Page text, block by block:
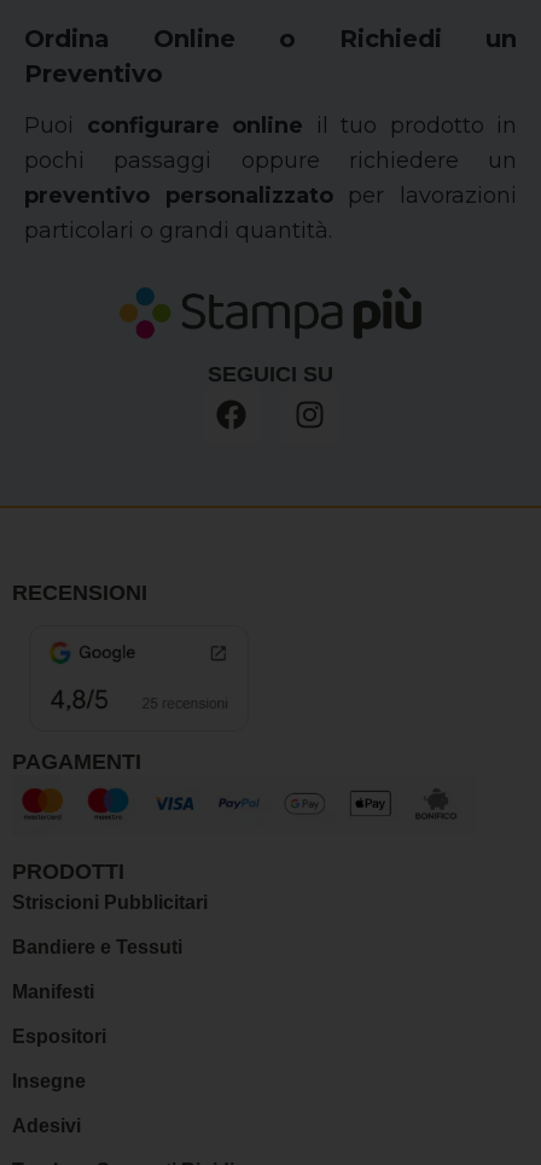
Ordina Online o Richiedi un
Preventivo
Puoi configurare online il tuo prodotto in
pochi passaggi oppure richiedere un
preventivo personalizzatoper lavorazioni
particolari o grandi quantità.
SEGUICI SU
F
a
b
I
n
a
RECENSIONI
PAGAMENTI
PRODOTTI
Striscioni Pubblicitari
Bandiere e Tessuti
Manifesti
Espositori
Insegne
Adesivi